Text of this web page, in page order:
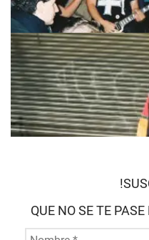
QUE NO SE TE